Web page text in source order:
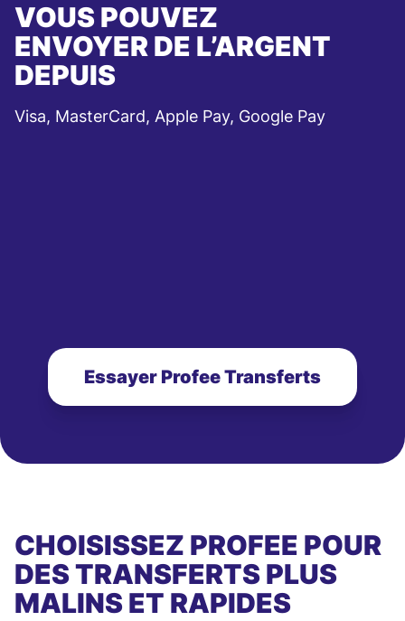
VOUS POUVEZ
ENVOYER DE L’ARGENT
DEPUIS
Visa, MasterCard, Apple Pay, Google Pay
Essayer Profee Transferts
CHOISISSEZ PROFEE POUR
DES TRANSFERTS PLUS
MALINS ET RAPIDES